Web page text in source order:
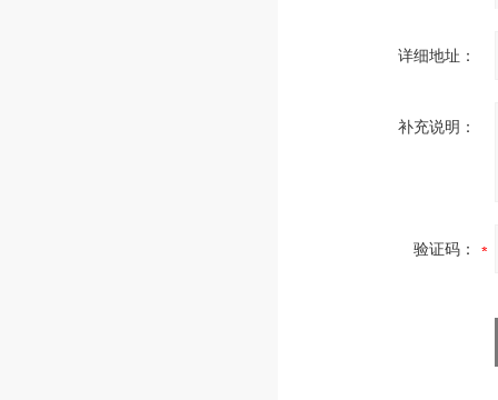
详细地址：
补充说明：
验证码：